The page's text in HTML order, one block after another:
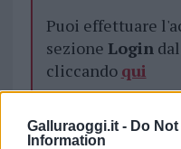
Galluraoggi.it - Do
Information
Puoi effettuare
sezione Logindal
cliccando qui
TEMI:
Corruzione